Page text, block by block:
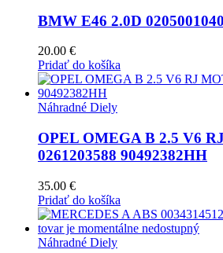
BMW E46 2.0D 0205001040
20.00 €
Pridať do košíka
Náhradné Diely
OPEL OMEGA B 2.5 V6
0261203588 90492382HH
35.00 €
Pridať do košíka
Náhradné Diely